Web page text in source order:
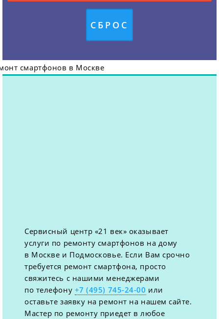
Сервисный центр «21 век» оказывает
услуги по ремонту смартфонов на дому
в Москве и Подмосковье. Если Вам срочно
требуется ремонт смартфона, просто
свяжитесь с нашими менеджерами
по телефону +7 (495) 745-24-00 или
оставьте заявку на ремонт на нашем сайте.
Мастер по ремонту приедет в любое